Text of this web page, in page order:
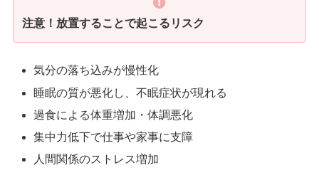
注意！放置することで起こるリスク
気分の落ち込みが慢性化
睡眠の質が悪化し、不眠症状が現れる
過食による体重増加・体調悪化
集中力低下で仕事や家事に支障
人間関係のストレス増加